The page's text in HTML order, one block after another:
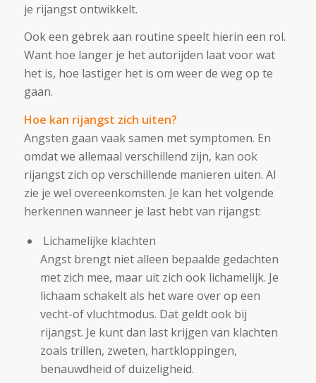
je rijangst ontwikkelt.
Ook een gebrek aan routine speelt hierin een rol.
Want hoe langer je het autorijden laat voor wat
het is, hoe lastiger het is om weer de weg op te
gaan.
Hoe kan rijangst zich uiten?
Angsten gaan vaak samen met symptomen. En
omdat we allemaal verschillend zijn, kan ook
rijangst zich op verschillende manieren uiten. Al
zie je wel overeenkomsten. Je kan het volgende
herkennen wanneer je last hebt van rijangst:
Lichamelijke klachten
Angst brengt niet alleen bepaalde gedachten
met zich mee, maar uit zich ook lichamelijk. Je
lichaam schakelt als het ware over op een
vecht-of vluchtmodus. Dat geldt ook bij
rijangst. Je kunt dan last krijgen van klachten
zoals trillen, zweten, hartkloppingen,
benauwdheid of duizeligheid.